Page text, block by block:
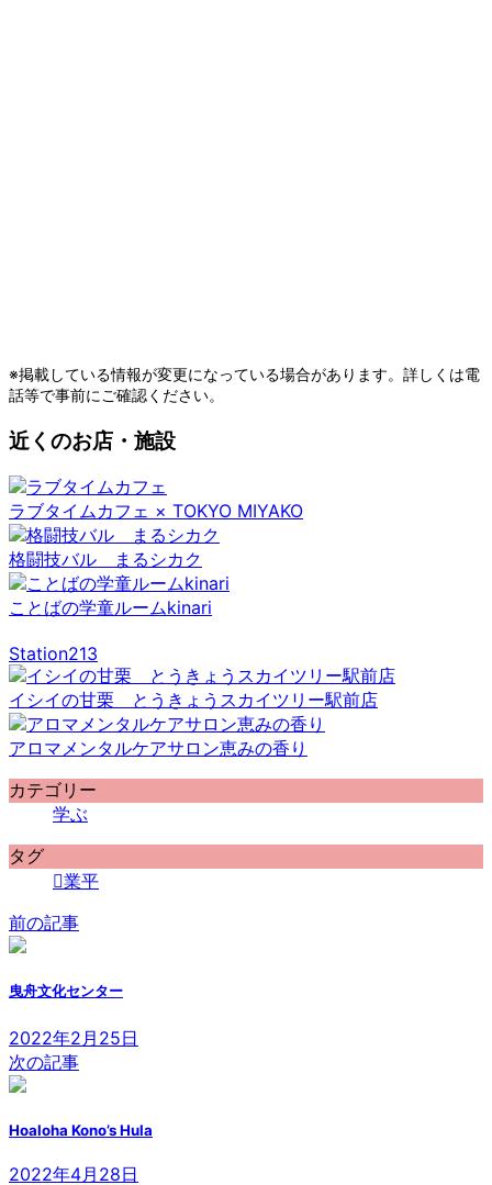
※掲載している情報が変更になっている場合があります。詳しくは電
話等で事前にご確認ください。
近くのお店・施設
ラブタイムカフェ × TOKYO MIYAKO
格闘技バル まるシカク
ことばの学童ルームkinari
Station213
イシイの甘栗 とうきょうスカイツリー駅前店
アロマメンタルケアサロン恵みの香り
カテゴリー
学ぶ
タグ
業平
前の記事
曳舟文化センター
2022年2月25日
次の記事
Hoaloha Kono’s Hula
2022年4月28日